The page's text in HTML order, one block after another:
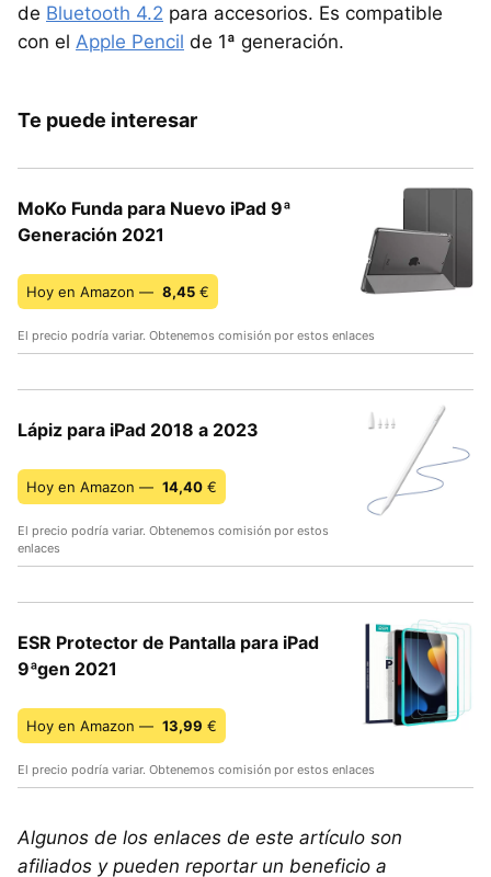
de Bluetooth 4.2 para accesorios. Es compatible
con el Apple Pencil de 1ª generación.
Te puede interesar
MoKo Funda para Nuevo iPad 9ª
Generación 2021
Hoy en Amazon — 8,45 €
El precio podría variar. Obtenemos comisión por estos enlaces
Lápiz para iPad 2018 a 2023
Hoy en Amazon — 14,40 €
El precio podría variar. Obtenemos comisión por estos
enlaces
ESR Protector de Pantalla para iPad
9ªgen 2021
Hoy en Amazon — 13,99 €
El precio podría variar. Obtenemos comisión por estos enlaces
Algunos de los enlaces de este artículo son
afiliados y pueden reportar un beneficio a